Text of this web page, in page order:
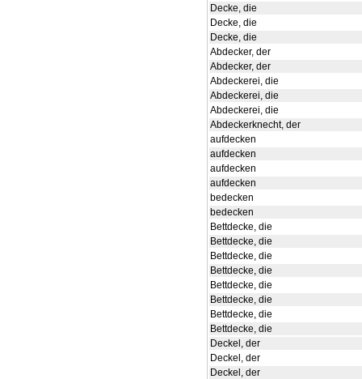
Decke, die
Decke, die
Decke, die
Abdecker, der
Abdecker, der
Abdeckerei, die
Abdeckerei, die
Abdeckerei, die
Abdeckerknecht, der
aufdecken
aufdecken
aufdecken
aufdecken
bedecken
bedecken
Bettdecke, die
Bettdecke, die
Bettdecke, die
Bettdecke, die
Bettdecke, die
Bettdecke, die
Bettdecke, die
Bettdecke, die
Deckel, der
Deckel, der
Deckel, der